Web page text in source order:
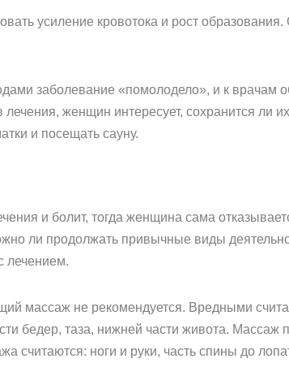
усиление кровотока и рост
заболевание «помолодело», и к врачам
женщин интересует, сохранится ли
и посещать сауну.
и болит, тогда женщина сама
ли продолжать привычные виды
лечением.
массаж не рекомендуется. Вредными
бедер, таза, нижней части живота. Массаж
считаются: ноги и руки, часть спины до